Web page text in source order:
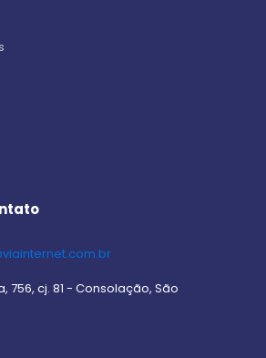
756, cj. 81 - Consolação, São